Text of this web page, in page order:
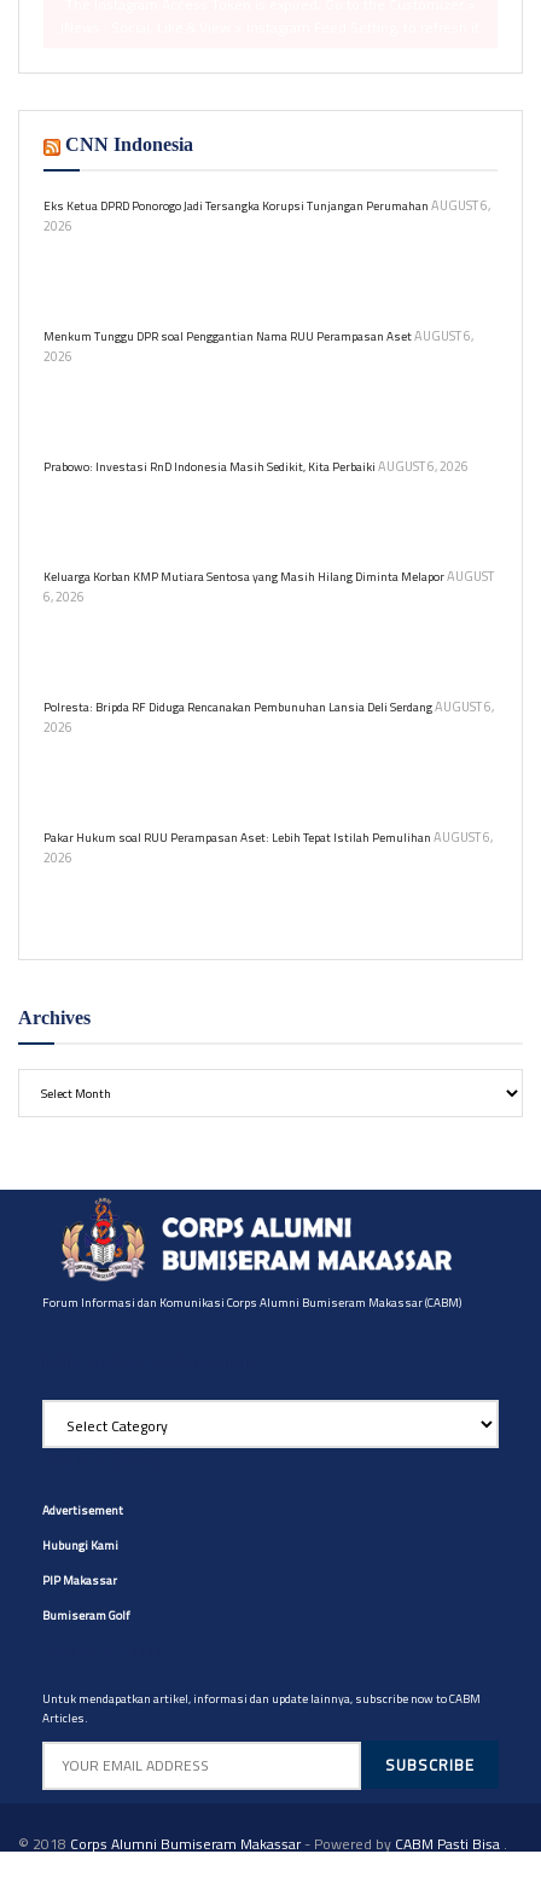
CNN Indonesia
Eks Ketua DPRD Ponorogo Jadi Tersangka Korupsi Tunjangan PerumahanAUGUST 6,
2026
Menkum Tunggu DPR soal Penggantian Nama RUU Perampasan AsetAUGUST 6,
2026
Prabowo: Investasi RnD Indonesia Masih Sedikit, Kita PerbaikiAUGUST 6, 2026
Keluarga Korban KMP Mutiara Sentosa yang Masih Hilang Diminta MelaporAUGUST
6, 2026
Polresta: Bripda RF Diduga Rencanakan Pembunuhan Lansia Deli SerdangAUGUST 6,
2026
Pakar Hukum soal RUU Perampasan Aset: Lebih Tepat Istilah PemulihanAUGUST 6,
2026
Archives
Archives
Forum Informasi dan Komunikasi Corps Alumni Bumiseram Makassar (CABM)
Pilih
Artikel
yg
Advertisement
Hubungi Kami
PIP Makassar
Bumiseram Golf
Untuk mendapatkan artikel, informasi dan update lainnya, subscribe now to CABM
Articles.
© 2018 Corps Alumni Bumiseram Makassar- Powered byCABM Pasti Bisa.